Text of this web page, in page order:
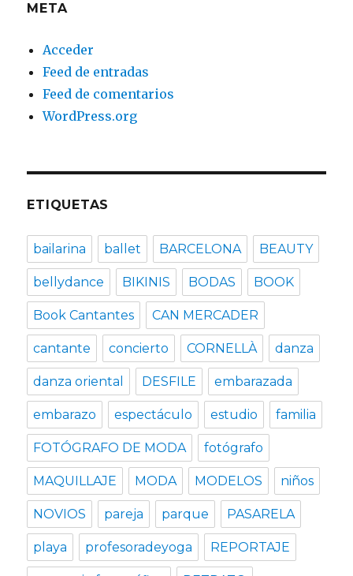
META
Acceder
Feed de entradas
Feed de comentarios
WordPress.org
ETIQUETAS
bailarina ballet BARCELONA BEAUTY
bellydance BIKINIS BODAS BOOK
Book Cantantes CAN MERCADER
cantante concierto CORNELLÀ danza
danza oriental DESFILE embarazada
embarazo espectáculo estudio familia
FOTÓGRAFO DE MODA fotógrafo
MAQUILLAJE MODA MODELOS niños
NOVIOS pareja parque PASARELA
playa profesoradeyoga REPORTAJE